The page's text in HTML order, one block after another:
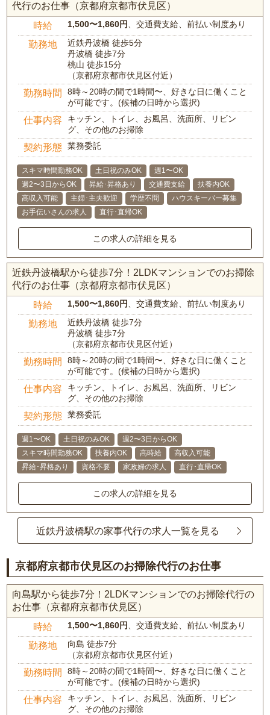
代行のお仕事（京都府京都市伏見区）
時給 1,500〜1,860円、交通費支給、前払い制度あり
勤務地
近鉄丹波橋 徒歩5分
丹波橋 徒歩7分
桃山 徒歩15分
（京都府京都市伏見区付近）
勤務時間
8時～20時の間で1時間〜、好きな日に働くこと
が可能です。(候補の日時から選択)
仕事内容
キッチン、トイレ、お風呂、洗面所、リビン
グ、その他のお掃除
契約形態 業務委託
スキマ時間勤務OK 土日祝のみOK
週1〜OK
週2〜3日からOK
昇給･昇格あり 交通費支給
扶養内OK
高収入可能
主婦･主夫歓迎 学歴不問
ハウスキーパー募集
お手伝いさんの求人
直行･直帰OK
この求人の詳細を見る
近鉄丹波橋駅から徒歩7分！2LDKマンションでのお掃除
代行のお仕事（京都府京都市伏見区）
時給 1,500〜1,860円、交通費支給、前払い制度あり
勤務地
近鉄丹波橋 徒歩7分
丹波橋 徒歩7分
（京都府京都市伏見区付近）
勤務時間
8時～20時の間で1時間〜、好きな日に働くこと
が可能です。(候補の日時から選択)
仕事内容
キッチン、トイレ、お風呂、洗面所、リビン
グ、その他のお掃除
契約形態 業務委託
週1〜OK 土日祝のみOK
週2〜3日からOK
スキマ時間勤務OK
扶養内OK 高時給
高収入可能
昇給･昇格あり
資格不要 家政婦の求人 直行･直帰OK
この求人の詳細を見る
近鉄丹波橋駅の家事代行の求人一覧を見る
京都府京都市伏見区のお掃除代行のお仕事
向島駅から徒歩7分！2LDKマンションでのお掃除代行の
お仕事（京都府京都市伏見区）
時給 1,500〜1,860円 、交通費支給、前払い制度あり
勤務地
向島 徒歩7分
（京都府京都市伏見区付近）
勤務時間
8時～20時の間で1時間〜、好きな日に働くこと
が可能です。(候補の日時から選択)
仕事内容
キッチン、トイレ、お風呂、洗面所、リビン
グ、その他のお掃除